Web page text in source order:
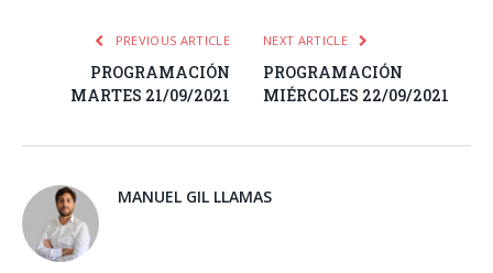
PREVIOUS ARTICLE
PROGRAMACIÓN
MARTES 21/09/2021
NEXT ARTICLE
PROGRAMACIÓN
MIÉRCOLES 22/09/2021
MANUEL GIL LLAMAS